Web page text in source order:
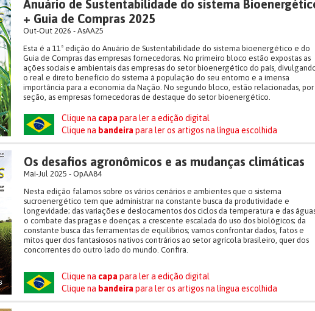
Anuário de Sustentabilidade do sistema
+ Guia de Compras 2025
Out-Out 2026 - AsAA25
Esta é a 11ª edição do Anuário de Sustentabilidade do sistema bioenergético e do
Guia de Compras das empresas fornecedoras. No primeiro bloco estão expostas as
ações sociais e ambientais das empresas do setor bioenergético do país,
o real e direto benefício do sistema à população do seu entorno e a imensa
importância para a economia da Nação. No segundo bloco, estão relacionadas, por
seção, as empresas fornecedoras de destaque do setor bioenergético.
Clique na capa para ler a edição digital
Clique na bandeira para ler os artigos na língua escolhida
Os desafios agronômicos e as mudanças climáticas
Mai-Jul 2025 - OpAA84
Nesta edição falamos sobre os vários cenários e ambientes que o sistema
sucroenergético tem que administrar na constante busca da produtividade e
longevidade; das variações e deslocamentos dos ciclos da temperatura e das
o combate das pragas e doenças; a crescente escalada do uso dos biológicos; da
constante busca das ferramentas de equilíbrios; vamos confrontar dados, fatos e
mitos quer dos fantasiosos nativos contrários ao setor agrícola brasileiro, quer dos
concorrentes do outro lado do mundo. Confira.
Clique na capa para ler a edição digital
Clique na bandeira para ler os artigos na língua escolhida